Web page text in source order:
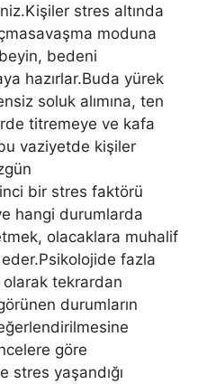
stres altında
moduna
bedeni
hazırlar.Buda yürek
soluk alımına, ten
titremeye ve kafa
vaziyetde kişiler
bir stres faktörü
hangi durumlarda
olacaklara muhalif
eder.Psikolojide fazla
olarak tekrardan
durumların
göre
stres yaşandığı